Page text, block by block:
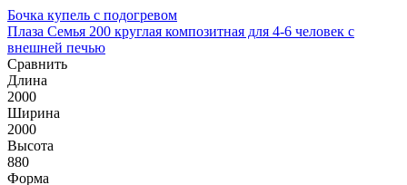
Бочка купель с подогревом
Плаза Семья 200 круглая композитная для 4-6 человек с
внешней печью
Сравнить
Длина
2000
Ширина
2000
Высота
880
Форма